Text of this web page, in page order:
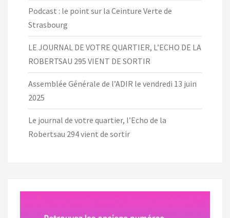
Podcast : le point sur la Ceinture Verte de
Strasbourg
LE JOURNAL DE VOTRE QUARTIER, L’ECHO DE LA
ROBERTSAU 295 VIENT DE SORTIR
Assemblée Générale de l’ADIR le vendredi 13 juin
2025
Le journal de votre quartier, l’Echo de la
Robertsau 294 vient de sortir